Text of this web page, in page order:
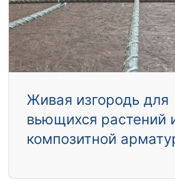
Живая изгородь для
вьющихся растений
композитной